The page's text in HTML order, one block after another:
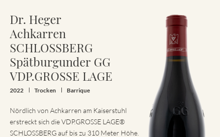
Dr. Heger
Achkarren
SCHLOSSBERG
Spätburgunder GG
VDP.GROSSE LAGE
2022 Trocken Barrique
Nördlich von Achkarren am Kaiserstuhl
erstreckt sich die VDP.GROSSE LAGE®
SCHLOSSBERG auf bis zu 310 Meter Höhe.